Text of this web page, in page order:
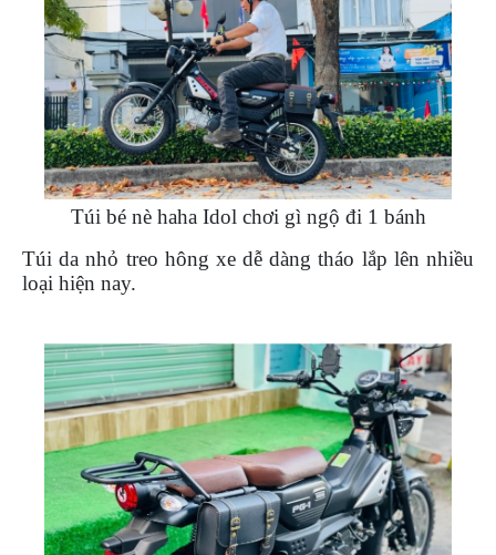
Túi bé nè haha Idol chơi gì ngộ đi 1 bánh
Túi da nhỏ treo hông xe dễ dàng tháo lắp lên nhiều
loại hiện nay.